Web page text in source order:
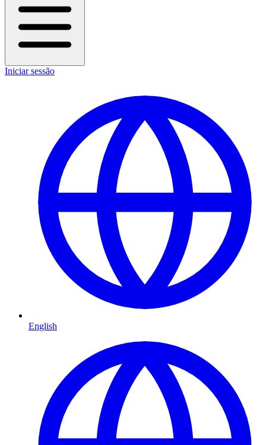
Iniciar sessão
English